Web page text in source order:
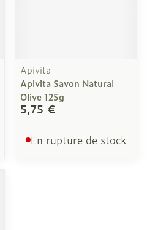
Apivita
Apivita Savon Natural
Olive 125g
5,75 €
En rupture de stock